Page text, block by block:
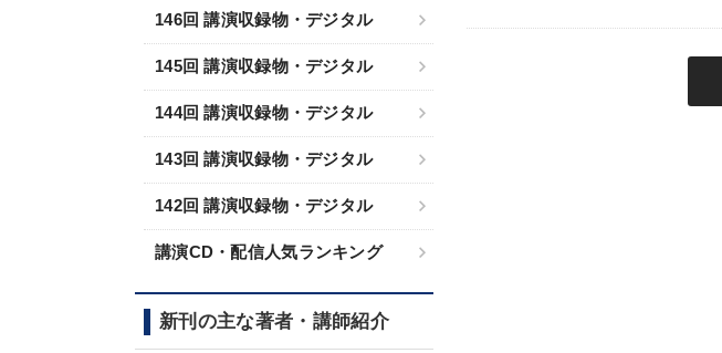
146回 講演収録物・デジタル
145回 講演収録物・デジタル
144回 講演収録物・デジタル
143回 講演収録物・デジタル
142回 講演収録物・デジタル
講演CD・配信人気ランキング
新刊の主な著者・講師紹介